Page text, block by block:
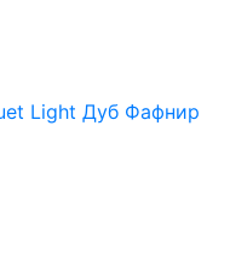
Light Дуб Фафнир